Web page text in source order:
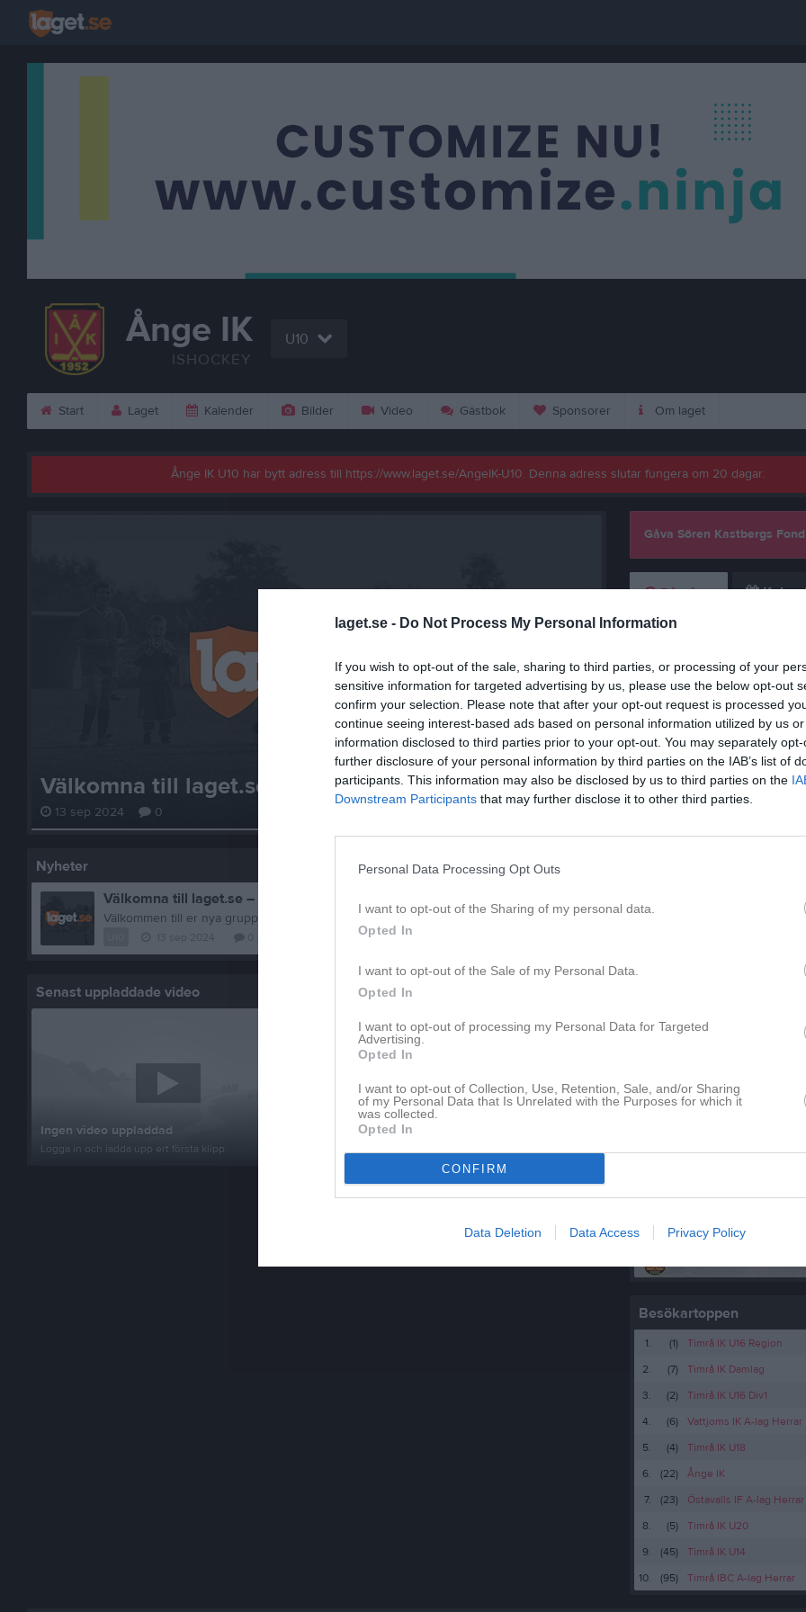
laget.se - Do Not Process My Personal Information
If you wish to opt-out of the sale, sharing to third parties, or processing of your
sensitive information for targeted advertising by us, please use the below opt-out
confirm your selection. Please note that after your opt-out request is processed
continue seeing interest-based ads based on personal information utilized by us
information disclosed to third parties prior to your opt-out. You may separately
further disclosure of your personal information by third parties on the IAB’s list of
participants. This information may also be disclosed by us to third parties on the
Downstream Participants that may further disclose it to other third parties.
Personal Data Processing Opt Outs
I want to opt-out of the Sharing of my personal data.
Opted In
I want to opt-out of the Sale of my Personal Data.
Opted In
I want to opt-out of processing my Personal Data for Targeted
Advertising.
Opted In
I want to opt-out of Collection, Use, Retention, Sale, and/or Sharing
of my Personal Data that Is Unrelated with the Purposes for which it
was collected.
Opted In
CONFIRM
Data Deletion Data Access Privacy Policy
Ånge IK
ISHOCKEY
U10
Start Laget Kalender Bilder Video Gästbok Sponsorer Om laget
Ånge IK U10 har bytt adress till https://www.laget.se/AngeIK-U10. Denna adress slutar fungera om 20 dagar.
Välkomna till laget.se – Här finns viktig information!
13 sep 2024 0
Nyheter Lagnyheter
Välkomna till laget.se – Här finns viktig information!
Välkommen till er nya gruppsida på laget.se! Den blir central i all kommunikation mellan aktiva, ledare, föräldrar och andra intresserade. För att komma igång direkt med en bra kommunikation i och omkring gruppen finns ett antal viktiga punkter för sidans administratör: • Logga in och lägga till alla aktiva och ledare under Medlemmar. • Fylla på kalendern med alla inplanerade aktiviteter. Matcher läggs till via Serier medan träningar och andra aktiviteter läggs till via Aktiviteter. • Skriv nyheter löpande och berätta om verksamheten. I takt med att nya nyheter läggs till kommer den här nyhetstexten att försvinna. Om någon i gruppen har frågor om laget.se är man alltid välkommen att kontakta vår support på support@laget.se eller 019-15 44 00. Varmt välkomna till laget.se!
Senast uppladdade video
Ingen video uppladdad
Logga in och ladda upp ert första klipp
Senast uppdaterade album
Inget album finns skapat
Logga in som administratör och skapa ert första
Gåva Sören Kastbergs Fond
På gång
EP40 Skills Camp 13-16 juli
Laget
Besökartoppen
1. (1)
Timrå IK U16 Region
2.
(7)
Timrå IK Damlag
3.
(2)
Timrå IK U16 Div1
4.
(6)
Vattjoms IK A-lag Herrar
5.
(4)
Timrå IK U18
6.
(22)
Ånge IK
7.
(23)
Östavalls IF A-lag Herrar
8.
(5)
Timrå IK U20
9.
(45)
Timrå IK U14
10.
(95) Timrå IBC A-lag Herrar